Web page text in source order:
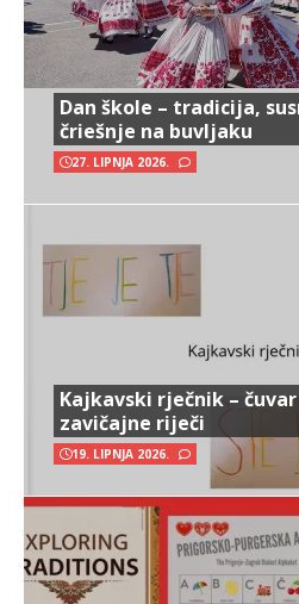
Dan škole – tradicija,
čriešnje na buvljaku
27. LIPNJA 2026.
Kajkavski rječnik – čuvar
zavičajne riječi
19. LIPNJA 2026.